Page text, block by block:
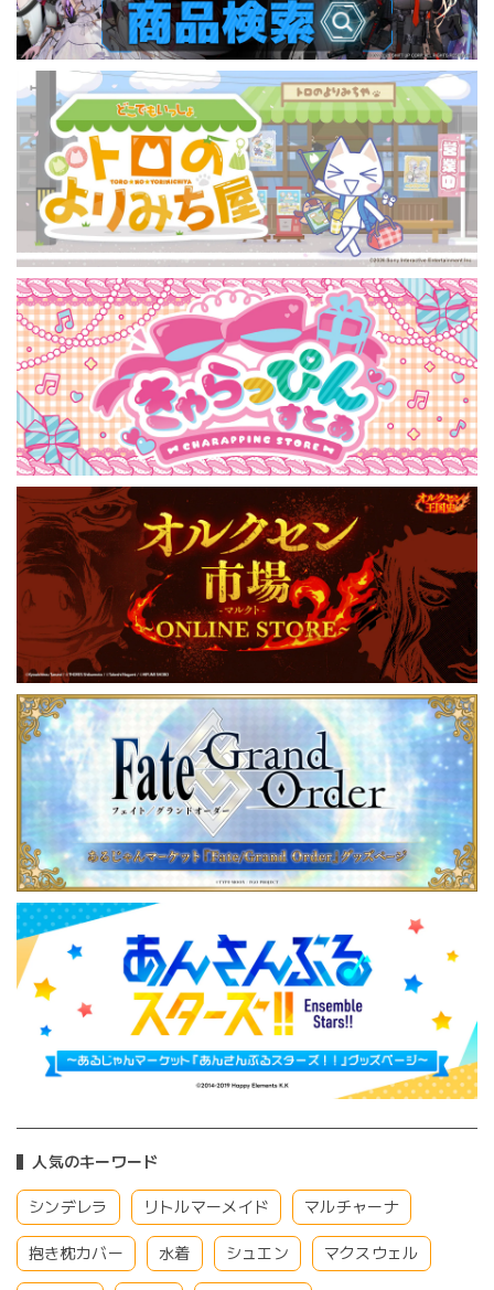
人気のキーワード
シンデレラ リトルマーメイド マルチャーナ
抱き枕カバー 水着 シュエン マクスウェル